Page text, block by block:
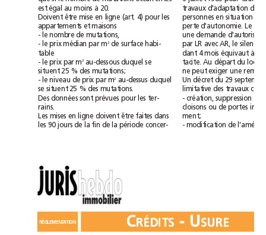
est
au moins à
20.
Doivent
être mise en ligne (art. 4) pour
les
appartements
et
maisons
- le nombre de
mutations,
- le prix médian par m2 de surface
habi-
table
- le prix par m2 au-dessous
se
situent
25% des
mutations;
- le niveau de prix par m2 au-dessus
se situent 25% des
mutations.
Des
données sont prévues pour les
ter-
rains.
Les
mises en ligne doivent être faites
dans
les
90 jours de la fin de la période concer-
travaux
d'adaptation
personnes
en situation
perte
d'autonomie.
Le
une
demande
par
LR avec AR, le
dant 4 mois équivaut à
tacite.
Au départ
du
ne
peut exiger une
Un
décret du 29
limitative
des
travaux
-
suppression
cloisons
ou de
portes
ment;
-
modification de
C RÉDITS - U SURE
RÉGLEMENTATION